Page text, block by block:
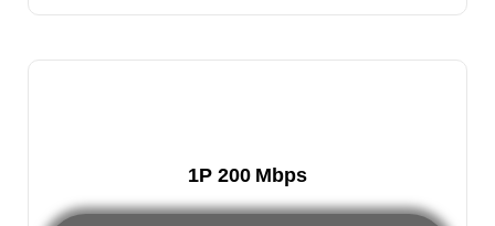
1P 200 Mbps